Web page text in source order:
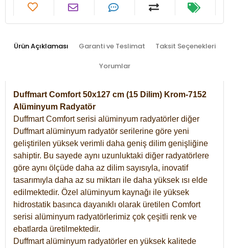
Ürün Açıklaması Garanti ve Teslimat Taksit Seçenekleri
Yorumlar
Duffmart Comfort 50x127 cm (15 Dilim) Krom-7152
Alüminyum Radyatör
Duffmart Comfort serisi alüminyum radyatörler diğer
Duffmart alüminyum radyatör serilerine göre yeni
geliştirilen yüksek verimli daha geniş dilim genişliğine
sahiptir. Bu sayede aynı uzunluktaki diğer radyatörlere
göre aynı ölçüde daha az dilim sayısıyla, inovatif
tasarımıyla daha az su miktarı ile daha yüksek ısı elde
edilmektedir. Özel alüminyum kaynağı ile yüksek
hidrostatik basınca dayanıklı olarak üretilen Comfort
serisi alüminyum radyatörlerimiz çok çeşitli renk ve
ebatlarda üretilmektedir.
Duffmart alüminyum radyatörler en yüksek kalitede